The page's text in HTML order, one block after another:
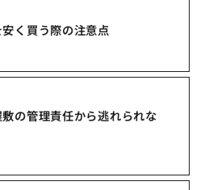
く買う際の注意点
の管理責任から逃れられな